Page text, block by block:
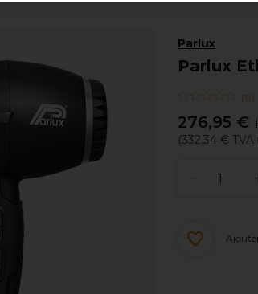
Parlux
Parlux
(0)
276,95 €
(332,34 €